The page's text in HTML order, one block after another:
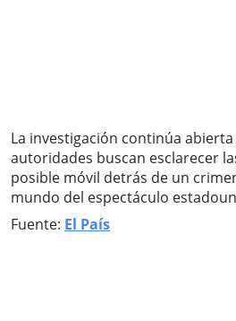
La investigación continúa
autoridades buscan esclarecer
posible móvil detrás de un
mundo del espectáculo
Fuente: El País